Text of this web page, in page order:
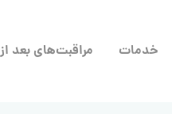
خدمات مراقبت‌های بعد